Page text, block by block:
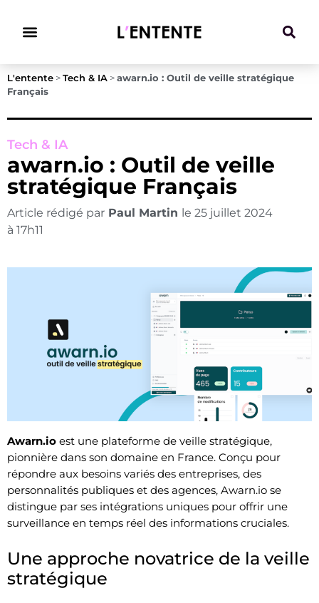
L'entente > Tech & IA > awarn.io : Outil de veille stratégique
Français
Tech & IA
awarn.io : Outil de veille
stratégique Français
Article rédigé par Paul Martin le 25 juillet 2024
à 17h11
Awarn.io est une plateforme de veille stratégique,
pionnière dans son domaine en France. Conçu pour
répondre aux besoins variés des entreprises, des
personnalités publiques et des agences, Awarn.io se
distingue par ses intégrations uniques pour offrir une
surveillance en temps réel des informations cruciales.
Une approche novatrice de la veille
stratégique